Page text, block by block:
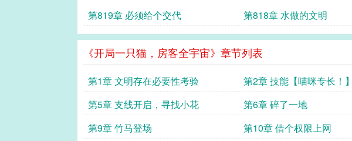
第819章 必须给个交代 第818章 水做的文明
《开局一只猫，房客全宇宙》章节列表
第1章 文明存在必要性考验 第2章 技能【喵咪专长！】
第5章 支线开启，寻找小花
第6章 碎了一地
第9章 竹马登场
第10章 借个权限上网